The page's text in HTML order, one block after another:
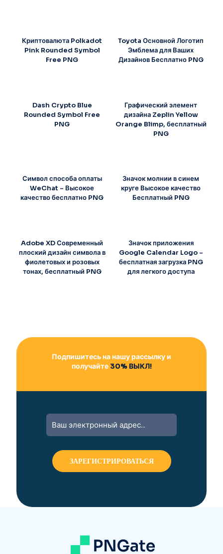
Криптовалюта Polkadot
Pink Rounded Symbol
Free PNG
Toyota Основной Логотип
Эмблема для Ваших
Дизайнов Бесплатно PNG
Dash Crypto Blue
Rounded Symbol Free
PNG
Графический элемент
дизайна Zeplin Yellow
Orange Blimp, бесплатный
PNG
Символ способа оплаты
WeChat – Высокое
качество бесплатно PNG
Значок молнии в синем
круге Высокое качество
Бесплатный PNG
Adobe XD Современный
плоский дизайн символа в
фиолетовых и розовых
тонах, бесплатный PNG
Значок приложения
Google Calendar Logo –
бесплатная загрузка PNG
для легкого доступа
Подпишитесь на нашу рассылку и
получайте30% ВЫКЛ!